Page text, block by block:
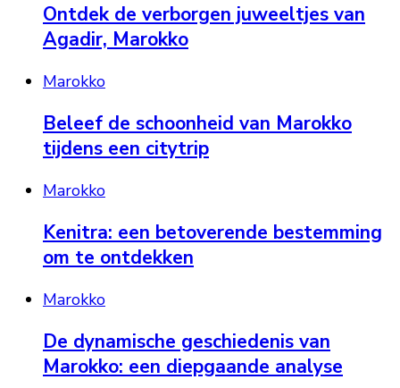
Ontdek de verborgen juweeltjes van
Agadir, Marokko
Marokko
Beleef de schoonheid van Marokko
tijdens een citytrip
Marokko
Kenitra: een betoverende bestemming
om te ontdekken
Marokko
De dynamische geschiedenis van
Marokko: een diepgaande analyse